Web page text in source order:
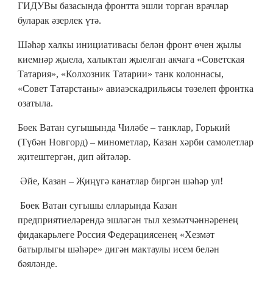
ГИДУВы базасында фронтта эшли торган врачлар
буларак әзерлек үтә.
Шәһәр халкы инициативасы белән фронт өчен җылы
киемнәр җыела, халыктан җыелган акчага «Советская
Татария», «Колхозник Татарии» танк колоннасы,
«Совет Татарстаны» авиаэскадрильясы төзелеп фронтка
озатыла.
Бөек Ватан сугышында Чиләбе – танклар, Горький
(Түбән Новгорд) – минометлар, Казан хәрби самолетлар
җитештергән, дип әйтәләр.
Әйе, Казан – Җиңүгә канатлар биргән шәһәр ул!
Бөек Ватан сугышы елларында Казан
предприятиеләрендә эшләгән тыл хезмәтчәннәренең
фидакарьлеге Россия Федерациясенең «Хезмәт
батырлыгы шәһәре» дигән мактаулы исем белән
бәяләнде.